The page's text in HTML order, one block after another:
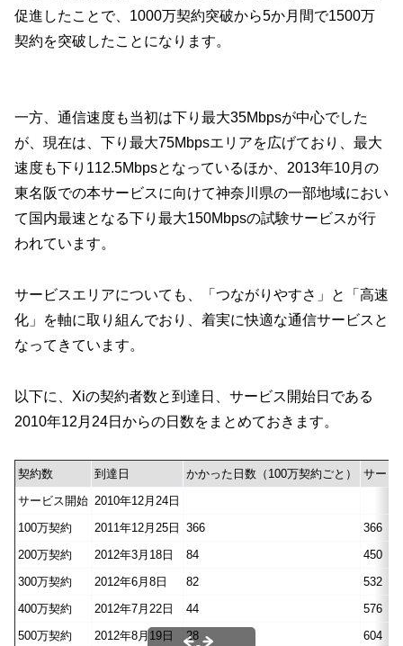
促進したことで、1000万契約突破から5か月間で1500万
契約を突破したことになります。
一方、通信速度も当初は下り最大35Mbpsが中心でした
が、現在は、下り最大75Mbpsエリアを広げており、最大
速度も下り112.5Mbpsとなっているほか、2013年10月の
東名阪での本サービスに向けて神奈川県の一部地域におい
て国内最速となる下り最大150Mbpsの試験サービスが行
われています。
サービスエリアについても、「つながりやすさ」と「高速
化」を軸に取り組んでおり、着実に快適な通信サービスと
なってきています。
以下に、Xiの契約者数と到達日、サービス開始日である
2010年12月24日からの日数をまとめておきます。
契約数 到達日 かかった日数（100万契約ごと）
サービ
サービス開始 2010年12月24日
100万契約
2011年12月25日 366
366
200万契約
2012年3月18日 84
450
300万契約
2012年6月8日 82
532
400万契約
2012年7月22日 44
576
500万契約
2012年8月19日 28
604